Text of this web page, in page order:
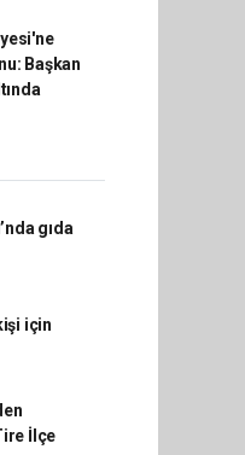
Başkan
gıda
için
İlçe